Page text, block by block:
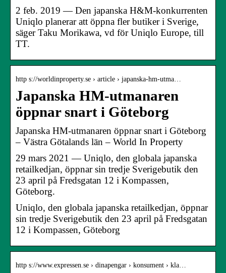
2 feb. 2019 — Den japanska H&M-konkurrenten
Uniqlo planerar att öppna fler butiker i Sverige,
säger Taku Morikawa, vd för Uniqlo Europe, till
TT.
http s://worldinproperty.se › article › japanska-hm-utma…
Japanska HM-utmanaren
öppnar snart i Göteborg
Japanska HM-utmanaren öppnar snart i Göteborg
– Västra Götalands län – World In Property
29 mars 2021 — Uniqlo, den globala japanska
retailkedjan, öppnar sin tredje Sverigebutik den
23 april på Fredsgatan 12 i Kompassen,
Göteborg.
Uniqlo, den globala japanska retailkedjan, öppnar
sin tredje Sverigebutik den 23 april på Fredsgatan
12 i Kompassen, Göteborg
http s://www.expressen.se › dinapengar › konsument › kla…